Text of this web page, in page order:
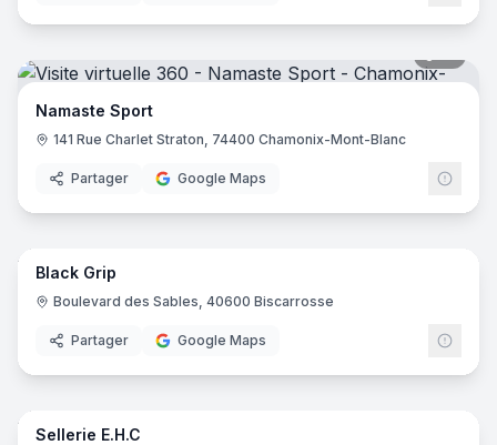
Namaste Sport
141 Rue Charlet Straton, 74400 Chamonix-Mont-Blanc
Partager Google Maps
5
Black Grip
Boulevard des Sables, 40600 Biscarrosse
Partager Google Maps
8
Sellerie E.H.C